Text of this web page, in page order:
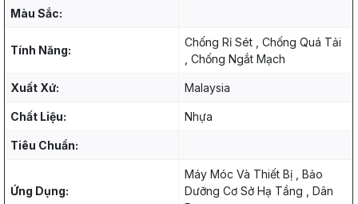
Màu Sắc:
Tính Năng:
Chống Rỉ Sét , Chống Quá Tải
, Chống Ngắt Mạch
Xuất Xứ: Malaysia
Chất Liệu: Nhựa
Tiêu Chuẩn:
Ứng Dụng:
Máy Móc Và Thiết Bị , Bảo
Dưỡng Cơ Sở Hạ Tầng , Dân